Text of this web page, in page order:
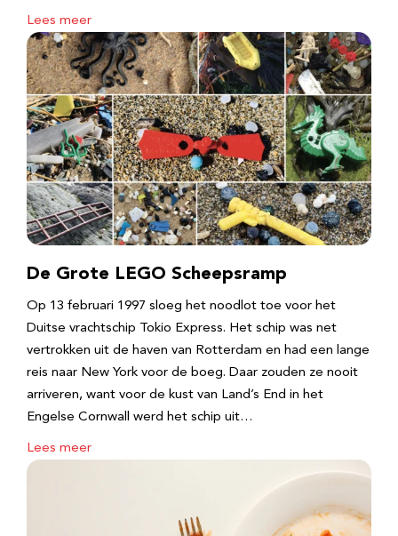
Lees meer
De Grote LEGO Scheepsramp
Op 13 februari 1997 sloeg het noodlot toe voor het
Duitse vrachtschip Tokio Express. Het schip was net
vertrokken uit de haven van Rotterdam en had een lange
reis naar New York voor de boeg. Daar zouden ze nooit
arriveren, want voor de kust van Land’s End in het
Engelse Cornwall werd het schip uit…
Lees meer